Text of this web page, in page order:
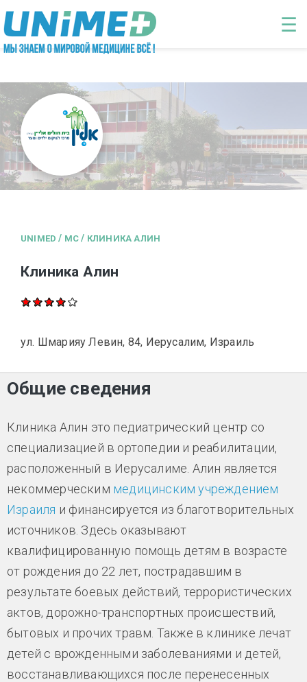
Перейти к основному содержанию
☰
UNIMED / MC / КЛИНИКА АЛИН
Клиника Алин
ул. Шмарияу Левин, 84, Иерусалим, Израиль
Общие сведения
Клиника Алин это педиатрический центр со
специализацией в ортопедии и реабилитации,
расположенный в Иерусалиме. Алин является
некоммерческим медицинским учреждением
Израиля и финансируется из благотворительных
источников. Здесь оказывают
квалифицированную помощь детям в возрасте
от рождения до 22 лет, пострадавшим в
результате боевых действий, террористических
актов, дорожно-транспортных происшествий,
бытовых и прочих травм. Также в клинике лечат
детей с врожденными заболеваниями и детей,
восстанавливающихся после перенесенных